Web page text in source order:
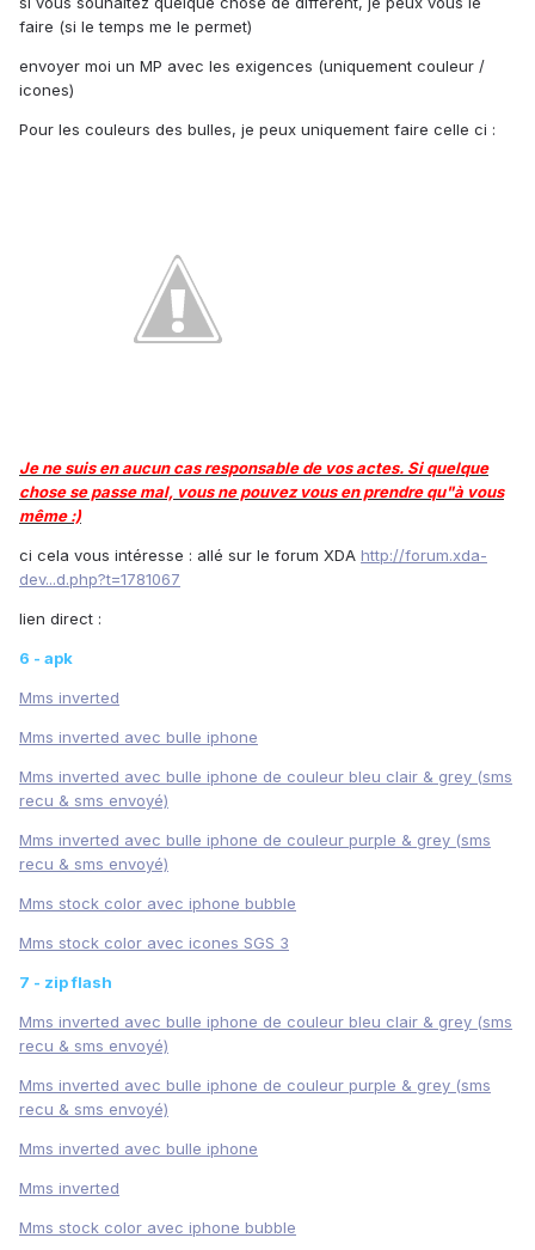
faire (si le temps me le permet)
envoyer moi un MP avec les exigences (uniquement couleur /
icones)
Pour les couleurs des bulles, je peux uniquement faire celle ci :
Je ne suis en aucun cas responsable de vos actes. Si quelque
chose se passe mal, vous ne pouvez vous en prendre qu"à vous
même :)
ci cela vous intéresse : allé sur le forum XDA http://forum.xda-
dev...d.php?t=1781067
lien direct :
6 - apk
Mms inverted
Mms inverted avec bulle iphone
Mms inverted avec bulle iphone de couleur bleu clair & grey (sms
recu & sms envoyé)
Mms inverted avec bulle iphone de couleur purple & grey (sms
recu & sms envoyé)
Mms stock color avec iphone bubble
Mms stock color avec icones SGS 3
7 - zip flash
Mms inverted avec bulle iphone de couleur bleu clair & grey (sms
recu & sms envoyé)
Mms inverted avec bulle iphone de couleur purple & grey (sms
recu & sms envoyé)
Mms inverted avec bulle iphone
Mms inverted
Mms stock color avec iphone bubble